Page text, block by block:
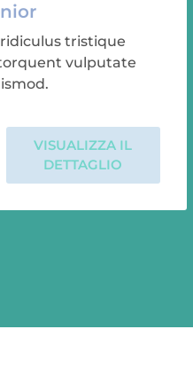
tristique
vulputate
VISUALIZZA IL
DETTAGLIO